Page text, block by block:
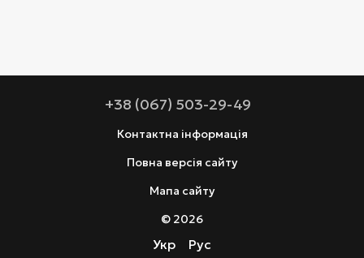
+38 (067) 503-29-49
Контактна інформація
Повна версія сайту
Мапа сайту
© 2026
Укр Рус